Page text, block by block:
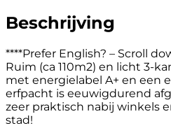
Beschrijving
****Prefer English? – Scroll
Ruim (ca 110m2) en licht 3-
met energielabel A+ en een
erfpacht is eeuwigdurend
zeer praktisch nabij winkels
stad!